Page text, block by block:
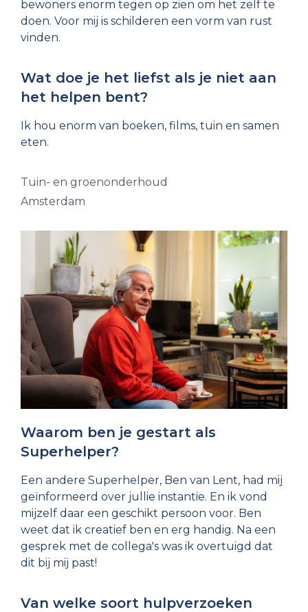
bewoners enorm tegen op zien om het zelf te
doen. Voor mij is schilderen een vorm van rust
vinden.
Wat doe je het liefst als je niet aan
het helpen bent?
Ik hou enorm van boeken, films, tuin en samen
eten.
Tuin- en groenonderhoud
Amsterdam
Waarom ben je gestart als
Superhelper?
Een andere Superhelper, Ben van Lent, had mij
geïnformeerd over jullie instantie. En ik vond
mijzelf daar een geschikt persoon voor. Ben
weet dat ik creatief ben en erg handig. Na een
gesprek met de collega's was ik overtuigd dat
dit bij mij past!
Van welke soort hulpverzoeken